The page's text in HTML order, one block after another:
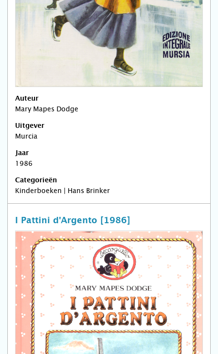
Auteur
Mary Mapes Dodge
Uitgever
Murcia
Jaar
1986
Categorieën
Kinderboeken | Hans Brinker
I Pattini d'Argento [1986]